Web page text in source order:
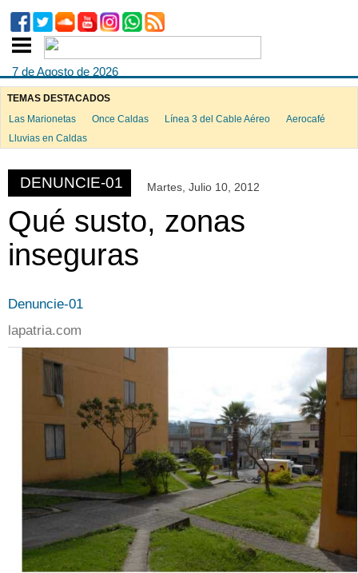
7 de Agosto de 2026
TEMAS DESTACADOS
Las Marionetas
Once Caldas Línea 3 del Cable Aéreo
Aerocafé
Lluvias en Caldas
DENUNCIE-01 Martes, Julio 10, 2012
Qué susto, zonas
inseguras
Denuncie-01
lapatria.com